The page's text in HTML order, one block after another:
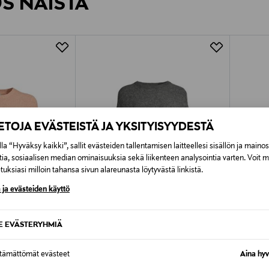
EVÄSTEISTÄ JA YKSITYISYYDESTÄ
“Hyväksy kaikki”, sallit evästeiden tallentamisen laitteellesi sisällön ja
sosiaalisen median ominaisuuksia sekä liikenteen analysointia varten. Voit
milloin tahansa sivun alareunasta löytyvästä linkistä.
ja evästeiden käyttö
EVÄSTERYHMIÄ
evästeet Aina
Alk. 6,90 €, kun toimitus on
NÄISTÄ